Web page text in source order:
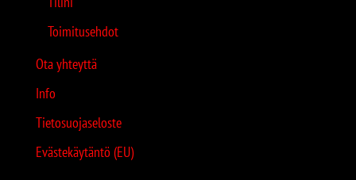
Toimitusehdot
Ota yhteyttä
Info
Tietosuojaseloste
Evästekäytäntö (EU)